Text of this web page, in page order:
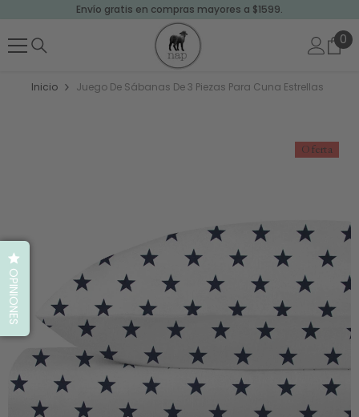
SALTAR AL CONTENIDO
Envío gratis en compras mayores a $1599.
00
Inicio Juego De Sábanas De 3 Piezas Para Cuna Estrellas
Oferta
OPINIONES